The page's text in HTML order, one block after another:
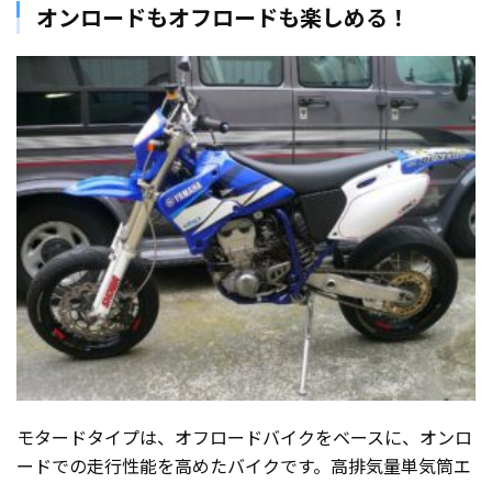
オンロードもオフロードも楽しめる！
モタードタイプは、オフロードバイクをベースに、オンロ
ードでの走行性能を高めたバイクです。高排気量単気筒エ